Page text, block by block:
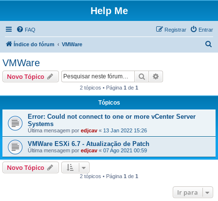
Help Me
FAQ Entrar
Registrar
Índice do fórum VMWare
r
VMWare
Novo Tópico Pesquisar
2 tópicos • Página 1 de 1
Tópicos
Error: Could not connect to one or more vCenter Server
Systems
Última mensagem por edjcav « 13 Jan 2022 15:26
VMWare ESXi 6.7 - Atualização de Patch
Última mensagem por edjcav « 07 Ago 2021 00:59
Novo Tópico
2 tópicos • Página 1 de 1
Ir para